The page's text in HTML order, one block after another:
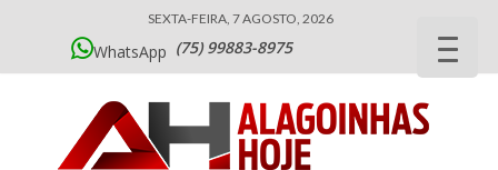
SEXTA-FEIRA, 7 AGOSTO, 2026
WhatsApp (75) 99883-8975